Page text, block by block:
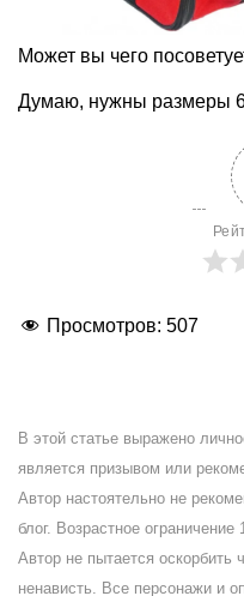
Может вы чего
Думаю, нужны размеры
Просмотров: 507
В этой статье выражено
является призывом или
Автор настоятельно не
блог. Возрастное ограничение
Автор не пытается оскорбить
ненависть. Все персонажи и